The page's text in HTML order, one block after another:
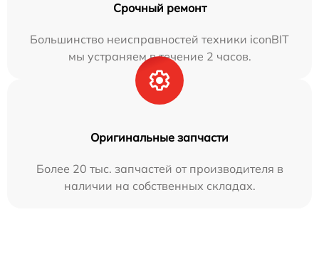
Срочный ремонт
Большинство неисправностей техники iconBIT
мы устраняем в течение 2 часов.
Оригинальные запчасти
Более 20 тыс. запчастей от производителя в
наличии на собственных складах.